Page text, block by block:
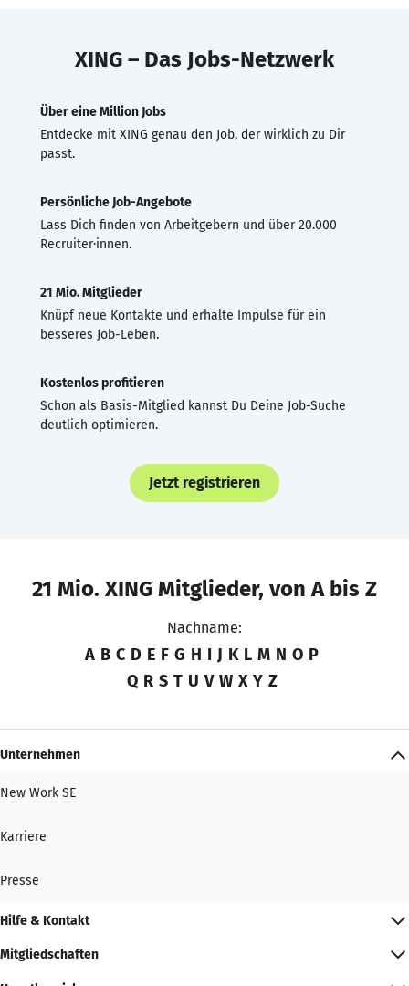
XING – Das Jobs-Netzwerk
Über eine Million Jobs
Entdecke mit XING genau den Job, der wirklich zu Dir
passt.
Persönliche Job-Angebote
Lass Dich finden von Arbeitgebern und über 20.000
Recruiter·innen.
21 Mio. Mitglieder
Knüpf neue Kontakte und erhalte Impulse für ein
besseres Job-Leben.
Kostenlos profitieren
Schon als Basis-Mitglied kannst Du Deine Job-Suche
deutlich optimieren.
Jetzt registrieren
21 Mio. XING Mitglieder, von A bis Z
Nachname:
A B C D E F G H I J K L M N O P
Q R S T U V W X Y Z
Unternehmen
New Work SE
Karriere
Presse
Hilfe & Kontakt
Mitgliedschaften